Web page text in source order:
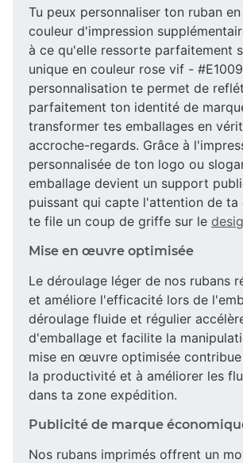
Tu peux personnaliser ton ruban
couleur d'impression
à ce qu'elle ressorte parfaitement
unique en couleur rose vif -
personnalisation te permet de
parfaitement ton identité de
transformer tes emballages en
accroche-regards. Grâce à
personnalisée de ton logo ou
emballage devient un support
puissant qui capte l'attention de ta
te file un coup de griffe sur le
Mise en œuvre optimisée
Le déroulage léger de nos rubans
et améliore l'efficacité lors de
déroulage fluide et régulier
d'emballage et facilite la
mise en œuvre optimisée
la productivité et à améliorer les
dans ta zone expédition.
Publicité de marque
Nos rubans imprimés offrent un